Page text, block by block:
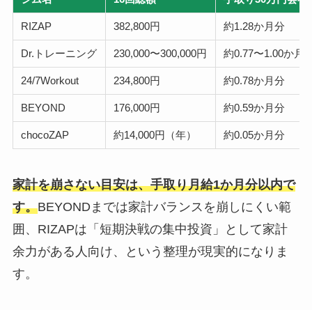
RIZAP 382,800円 約1.28か月分
Dr.トレーニング 230,000〜300,000円 約0.77〜1.00か月
24/7Workout 234,800円 約0.78か月分
BEYOND 176,000円 約0.59か月分
chocoZAP 約14,000円（年） 約0.05か月分
家計を崩さない目安は、手取り月給1か月分以内で
す。BEYONDまでは家計バランスを崩しにくい範
囲、RIZAPは「短期決戦の集中投資」として家計
余力がある人向け、という整理が現実的になりま
す。